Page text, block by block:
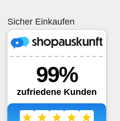
Sicher Einkaufen